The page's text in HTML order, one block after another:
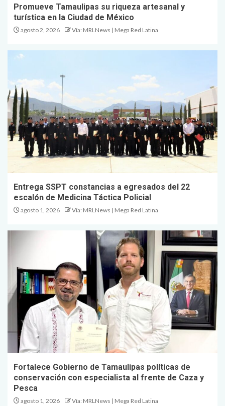
Promueve Tamaulipas su riqueza artesanal y
turística en la Ciudad de México
agosto 2, 2026 Vía: MRLNews | Mega Red Latina
Entrega SSPT constancias a egresados del 22
escalón de Medicina Táctica Policial
agosto 1, 2026 Vía: MRLNews | Mega Red Latina
Fortalece Gobierno de Tamaulipas políticas de
conservación con especialista al frente de Caza y
Pesca
agosto 1, 2026 Vía: MRLNews | Mega Red Latina